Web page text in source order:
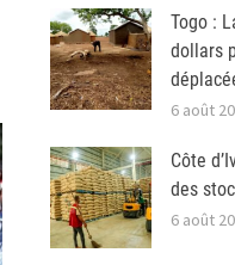
Togo :
dollars
6 août
Côte
des
6 août